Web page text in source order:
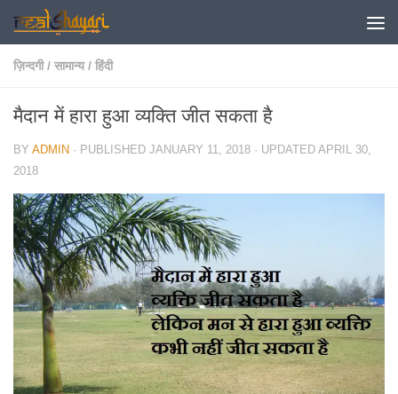
Skip to content
ज़िन्दगी / सामान्य / हिंदी
मैदान में हारा हुआ व्यक्ति जीत सकता है
BY ADMIN · PUBLISHED JANUARY 11, 2018 · UPDATED APRIL 30,
2018